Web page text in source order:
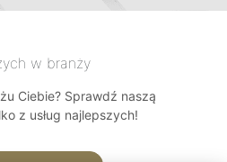
w branży
Ciebie? Sprawdź naszą
z usług najlepszych!